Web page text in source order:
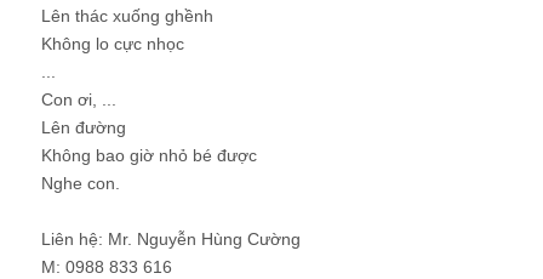
Lên thác xuống ghềnh
Không lo cực nhọc
Con ơi, ...
Lên đường
Không bao giờ nhỏ bé được
Nghe con.
Liên hệ: Mr. Nguyễn Hùng Cường
M: 0988 833 616